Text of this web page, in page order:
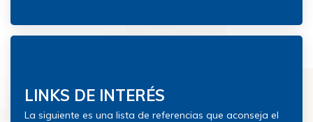
LINKS DE INTERÉS
La siguiente es una lista de referencias que aconseja el